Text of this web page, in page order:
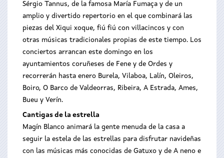
Sérgio Tannus, de la famosa María Fumaça y de un
amplio y divertido repertorio en el que combinará las
piezas del Xiqui xoque, fiú fiú con villacincos y con
otras músicas tradicionales propias de este tiempo. Los
conciertos arrancan este domingo en los
ayuntamientos coruñeses de Fene y de Ordes y
recorrerán hasta enero Burela, Vilaboa, Lalín, Oleiros,
Boiro, O Barco de Valdeorras, Ribeira, A Estrada, Ames,
Bueu y Verín.
Cantigas de la estrella
Magín Blanco animará la gente menuda de la casa a
seguir la estela de las estrellas para disfrutar navideñas
con las músicas más conocidas de Gatuxo y de A neno e